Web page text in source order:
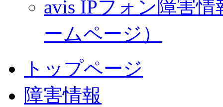
avis IPフォン障害
ームページ）
トップページ
障害情報